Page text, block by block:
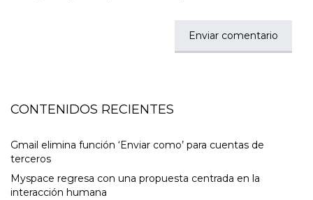
CONTENIDOS RECIENTES
Gmail elimina función ‘Enviar como’ para cuentas de
terceros
Myspace regresa con una propuesta centrada en la
interacción humana